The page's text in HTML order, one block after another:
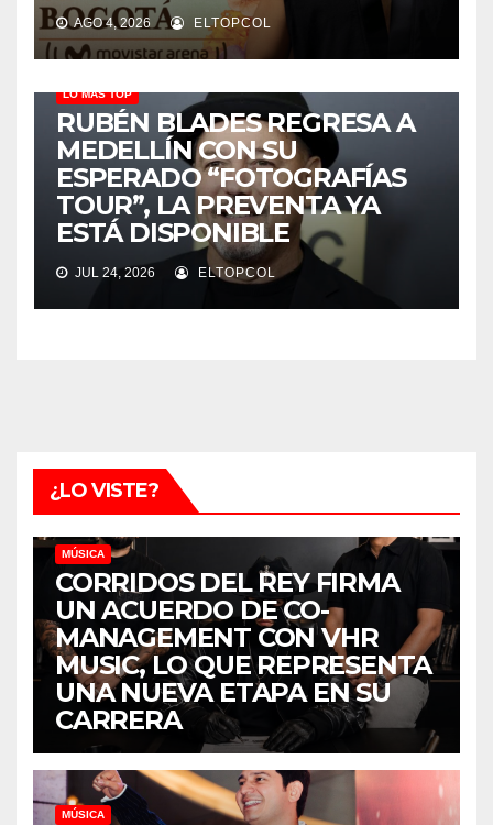
AGO 4, 2026 ELTOPCOL
LO MÁS TOP
RUBÉN BLADES REGRESA A
MEDELLÍN CON SU
ESPERADO “FOTOGRAFÍAS
TOUR”, LA PREVENTA YA
ESTÁ DISPONIBLE
JUL 24, 2026 ELTOPCOL
¿LO VISTE?
MÚSICA
CORRIDOS DEL REY FIRMA
UN ACUERDO DE CO-
MANAGEMENT CON VHR
MUSIC, LO QUE REPRESENTA
UNA NUEVA ETAPA EN SU
CARRERA
MÚSICA